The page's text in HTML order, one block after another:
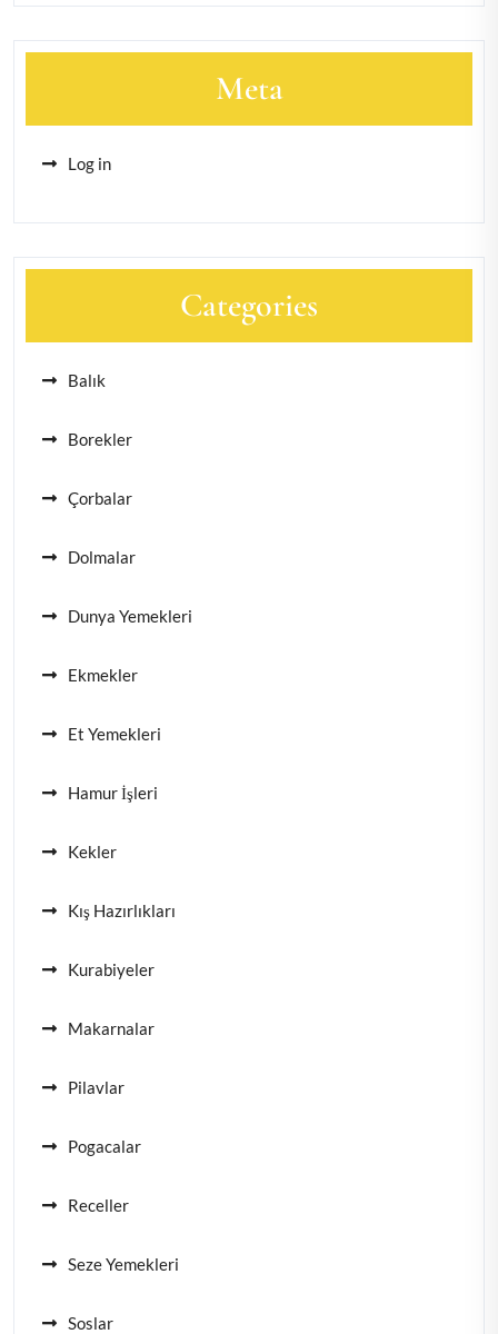
Meta
Log in
Categories
Balık
Borekler
Çorbalar
Dolmalar
Dunya Yemekleri
Ekmekler
Et Yemekleri
Hamur İşleri
Kekler
Kış Hazırlıkları
Kurabiyeler
Makarnalar
Pilavlar
Pogacalar
Receller
Seze Yemekleri
Soslar